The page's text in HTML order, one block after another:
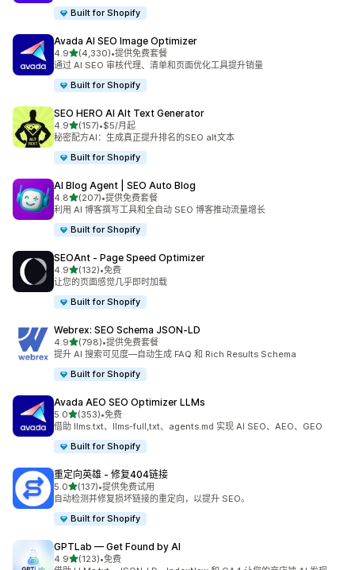
Built for Shopify
Avada AI SEO Image Optimizer
4.9星（满分 5 星）
(4,330)
总共 4330 条评论
•提供免费套餐
通过 AI SEO 审核代理、清单和页面优化工具提升销量
Built for Shopify
SEO HERO AI Alt Text Generator
4.9星（满分 5 星）
(157)
总共 157 条评论
•$5/月起
秘密配方AI：生成真正提升排名的SEO alt文本
Built for Shopify
AI Blog Agent | SEO Auto Blog
4.8星（满分 5 星）
(207)
总共 207 条评论
•提供免费套餐
利用 AI 博客撰写工具和全自动 SEO 博客推动流量增长
Built for Shopify
SEOAnt ‑ Page Speed Optimizer
4.9星（满分 5 星）
(132)
总共 132 条评论
•免费
让您的页面感觉几乎即时加载
Built for Shopify
Webrex: SEO Schema JSON‑LD
4.9星（满分 5 星）
(798)
总共 798 条评论
•提供免费套餐
提升 AI 搜索可见度—自动生成 FAQ 和 Rich Results Schema
Built for Shopify
Avada AEO SEO Optimizer LLMs
5.0星（满分 5 星）
(353)
总共 353 条评论
•免费
借助 llms.txt、llms-full,txt、agents.md 实现 AI SEO、AEO、GEO
Built for Shopify
重定向英雄 ‑ 修复404链接
5.0星（满分 5 星）
(137)
总共 137 条评论
•提供免费试用
自动检测并修复损坏链接的重定向，以提升 SEO。
Built for Shopify
GPTLab — Get Found by AI
4.9星（满分 5 星）
(123)
总共 123 条评论
•免费